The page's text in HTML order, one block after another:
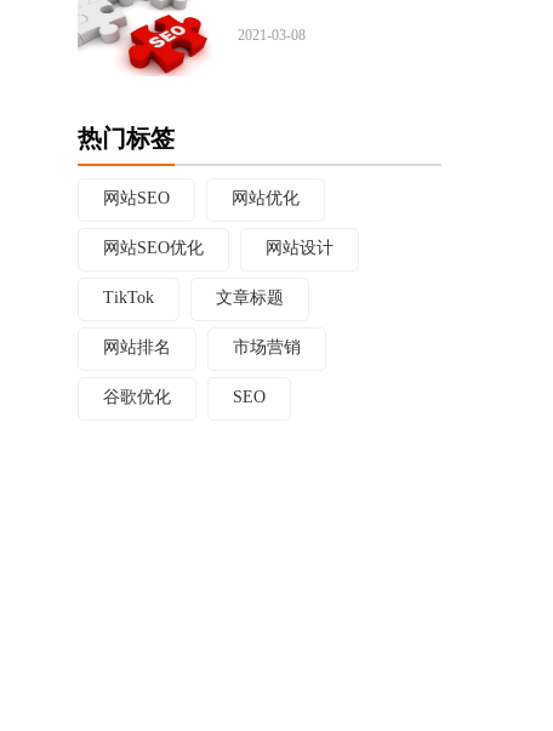
2021-03-08
热门标签
网站SEO 网站优化
网站SEO优化 网站设计
TikTok 文章标题
网站排名 市场营销
谷歌优化 SEO